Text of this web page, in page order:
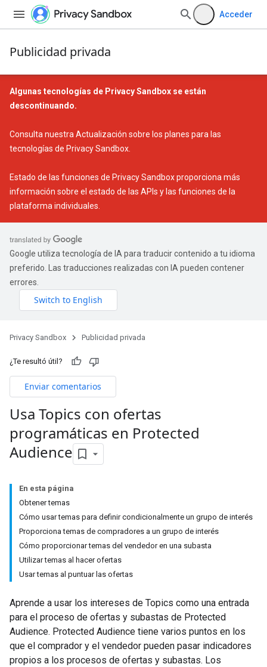
Acceder
Publicidad privada
Algunas tecnologías de Privacy Sandbox se están
descontinuando.
Consulta nuestra Actualización sobre los planes para las
tecnologías de Privacy Sandbox
Estado de las funciones de Privacy Sandboxproporciona más
información sobre el estado de las APIs y las funciones de la
plataforma individuales.
Google utiliza tecnología de IA para traducir contenido a tu idioma
preferido. Las traducciones realizadas con IA pueden contener
errores.
Privacy Sandbox Publicidad privada
¿Te resultó útil?
Enviar comentarios
Usa Topics con ofertas
programáticas en Protected
Audience
En esta página
Obtener temas
Cómo usar temas para definir condicionalmente un grupo de interés
Proporciona temas de compradores a un grupo de interés
Cómo proporcionar temas del vendedor en una subasta
Utilizar temas al hacer ofertas
Usar temas al puntuar las ofertas
Aprende a usar los intereses de Topics como una entrada
para el proceso de ofertas y subastas de Protected
Audience. Protected Audience tiene varios puntos en los
que el comprador y el vendedor pueden pasar indicadores
propios a los procesos de ofertas y subastas. Los